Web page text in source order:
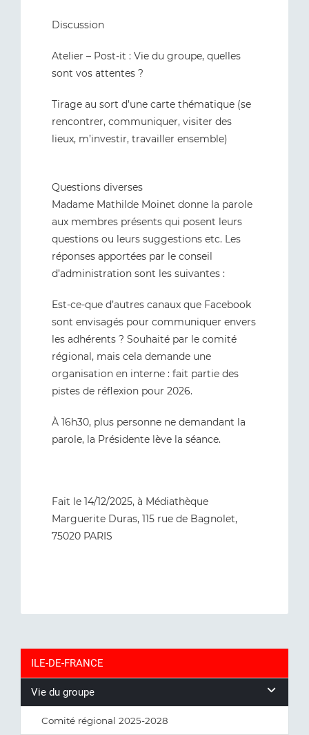
Discussion
Atelier – Post-it : Vie du groupe, quelles
sont vos attentes ?
Tirage au sort d’une carte thématique (se
rencontrer, communiquer, visiter des
lieux, m’investir, travailler ensemble)
Questions diverses
Madame Mathilde Moinet donne la parole
aux membres présents qui posent leurs
questions ou leurs suggestions etc. Les
réponses apportées par le conseil
d’administration sont les suivantes :
Est-ce-que d’autres canaux que Facebook
sont envisagés pour communiquer envers
les adhérents ? Souhaité par le comité
régional, mais cela demande une
organisation en interne : fait partie des
pistes de réflexion pour 2026.
À 16h30, plus personne ne demandant la
parole, la Présidente lève la séance.
Fait le 14/12/2025, à Médiathèque
Marguerite Duras, 115 rue de Bagnolet,
75020 PARIS
ILE-DE-FRANCE
Vie du groupe
Comité régional 2025-2028